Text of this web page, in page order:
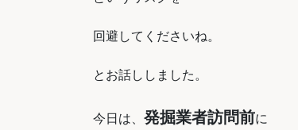
回避してくださいね。
とお話ししました。
今日は、 発掘業者訪問前に